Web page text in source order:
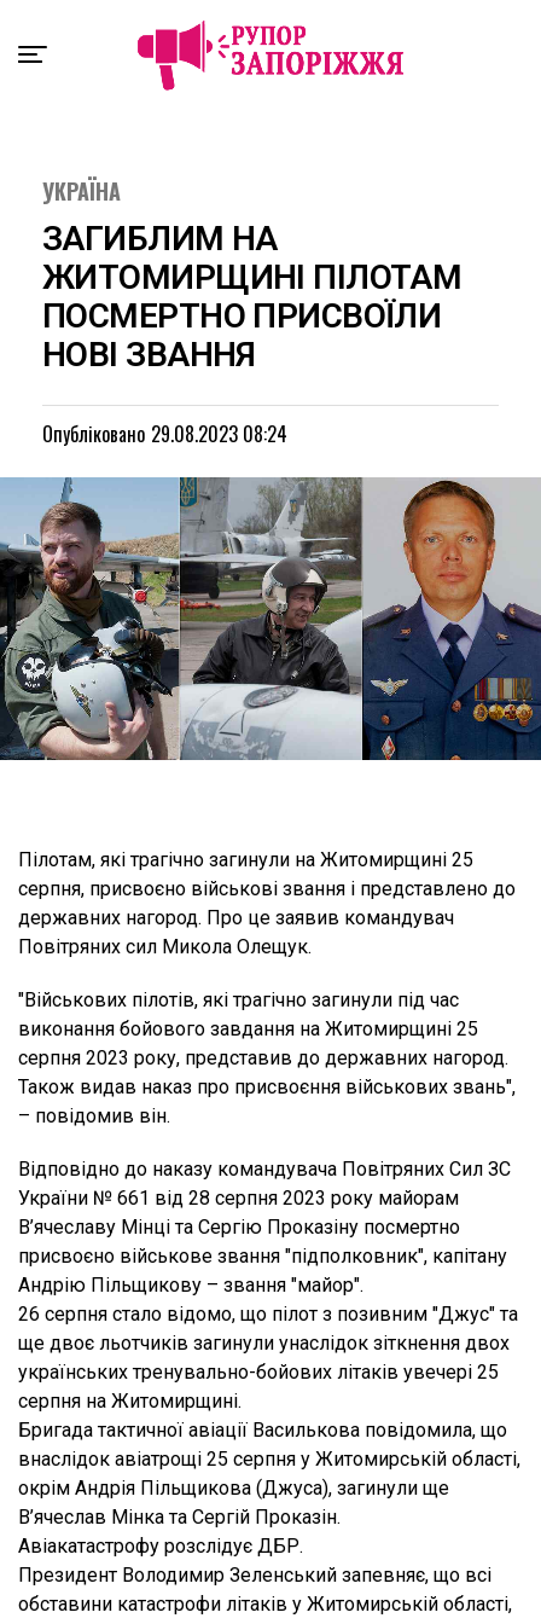
УКРАЇНА
ЗАГИБЛИМ НА
ЖИТОМИРЩИНІ ПІЛОТАМ
ПОСМЕРТНО ПРИСВОЇЛИ
НОВІ ЗВАННЯ
Опубліковано 29.08.2023 08:24
Пілотам, які трагічно загинули на Житомирщині 25
серпня, присвоєно військові звання і представлено до
державних нагород. Про це заявив командувач
Повітряних сил Микола Олещук.
"Військових пілотів, які трагічно загинули під час
виконання бойового завдання на Житомирщині 25
серпня 2023 року, представив до державних нагород.
Також видав наказ про присвоєння військових звань",
– повідомив він.
Відповідно до наказу командувача Повітряних Сил ЗС
України № 661 від 28 серпня 2023 року майорам
В’ячеславу Мінці та Сергію Проказіну посмертно
присвоєно військове звання "підполковник", капітану
Андрію Пільщикову – звання "майор".
26 серпня стало відомо, що пілот з позивним "Джус" та
ще двоє льотчиків загинули унаслідок зіткнення двох
українських тренувально-бойових літаків увечері 25
серпня на Житомирщині.
Бригада тактичної авіації Василькова повідомила, що
внаслідок авіатрощі 25 серпня у Житомирській області,
окрім Андрія Пільщикова (Джуса), загинули ще
В’ячеслав Мінка та Сергій Проказін.
Авіакатастрофу розслідує ДБР.
Президент Володимир Зеленський запевняє, що всі
обставини катастрофи літаків у Житомирській області,
Exit mobile version